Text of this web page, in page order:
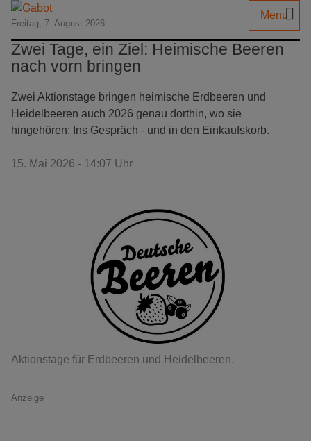
Freitag, 7. August 2026
Menu
Zwei Tage, ein Ziel: Heimische Beeren
nach vorn bringen
Zwei Aktionstage bringen heimische Erdbeeren und
Heidelbeeren auch 2026 genau dorthin, wo sie
hingehören: Ins Gespräch - und in den Einkaufskorb.
15. Mai 2026 - 14:07 Uhr
Aktionstage für Erdbeeren und Heidelbeeren.
Anzeige